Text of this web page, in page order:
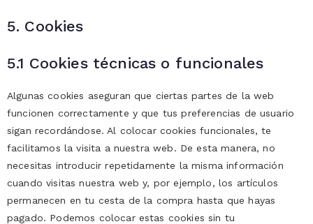
5. Cookies
5.1 Cookies técnicas o funcionales
Algunas cookies aseguran que ciertas partes de la web
funcionen correctamente y que tus preferencias de usuario
sigan recordándose. Al colocar cookies funcionales, te
facilitamos la visita a nuestra web. De esta manera, no
necesitas introducir repetidamente la misma información
cuando visitas nuestra web y, por ejemplo, los artículos
permanecen en tu cesta de la compra hasta que hayas
pagado. Podemos colocar estas cookies sin tu